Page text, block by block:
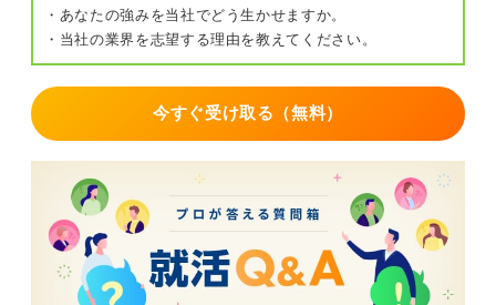
・あなたの強みを当社でどう生かせますか。
・当社の業界を志望する理由を教えてください。
今すぐ受け取る（無料）